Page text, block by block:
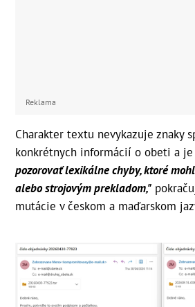
Reklama
Charakter textu nevykazuje znaky
konkrétnych informácií o obeti a je
pozorovať lexikálne chyby, ktoré
alebo strojovým prekladom,"
mutácie v českom a maďarskom